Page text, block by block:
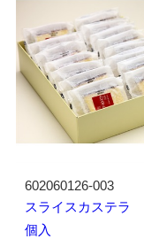
602060126-003
スライスカステ
個入